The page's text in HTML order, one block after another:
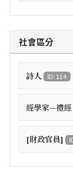
社會區分
詩人 ID: 114
經學家—禮經
[財政官員]